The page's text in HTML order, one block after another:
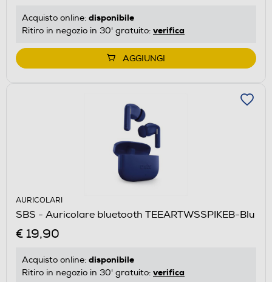
Acquisto online: disponibile
Ritiro in negozio in 30' gratuito: verifica
AGGIUNGI
AURICOLARI
SBS - Auricolare bluetooth TEEARTWSSPIKEB-Blu
€ 19,90
Acquisto online: disponibile
Ritiro in negozio in 30' gratuito: verifica